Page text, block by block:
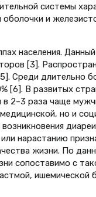
системы
и
населения.
[3].
Среди длительно
[6]. В развитых
раза чаще
но и
нарастанию
жизни. По
сопоставимо с
ишемической